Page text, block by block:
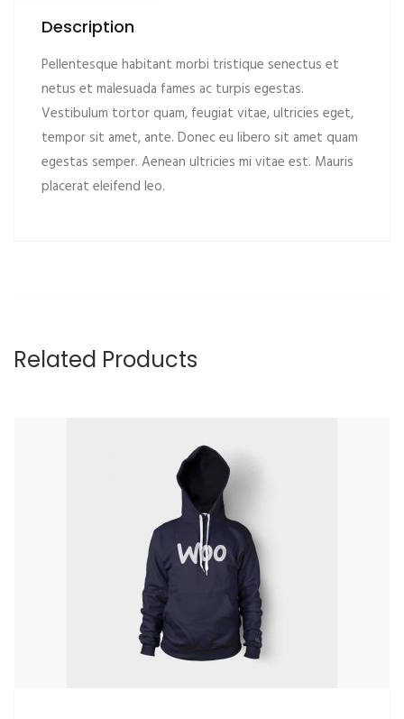
Description
Pellentesque habitant morbi tristique senectus et
netus et malesuada fames ac turpis egestas.
Vestibulum tortor quam, feugiat vitae, ultricies eget,
tempor sit amet, ante. Donec eu libero sit amet quam
egestas semper. Aenean ultricies mi vitae est. Mauris
placerat eleifend leo.
Related Products